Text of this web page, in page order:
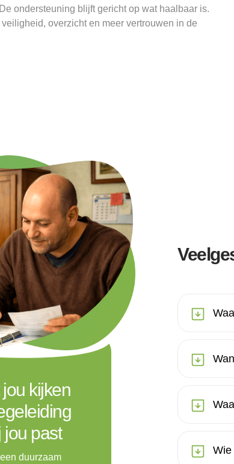
ondersteuning blijft gericht op wat haalbaar is.
overzicht en meer vertrouwen in de
kijken
jou past
duurzaam
Wie